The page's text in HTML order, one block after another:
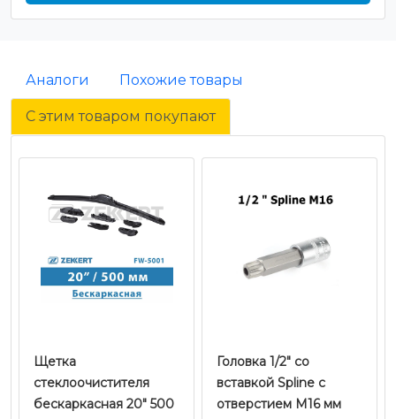
Аналоги Похожие товары
С этим товаром покупают
Щетка
стеклоочистителя
бескаркасная 20" 500
Головка 1/2" со
вставкой Spline с
отверстием M16 мм